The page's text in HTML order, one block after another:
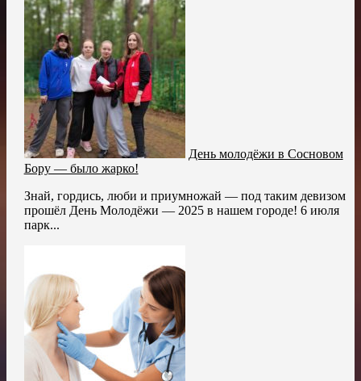
День молодёжи в Сосновом
Бору — было жарко!
Знай, гордись, люби и приумножай — под таким девизом
прошёл День Молодёжи — 2025 в нашем городе! 6 июля
парк...